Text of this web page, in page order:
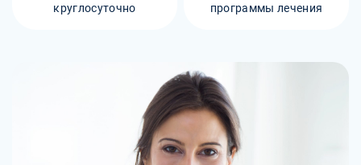
круглосуточно
программы лечения